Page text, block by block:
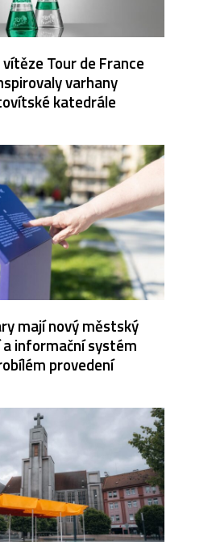
Tour de France
varhany
katedrále
mají nový městský
informační systém
provedení